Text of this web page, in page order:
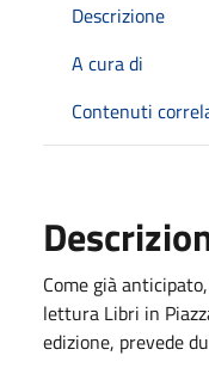
Descrizione
A cura di
Contenuti
Come già
lettura Libri in
edizione, prevede